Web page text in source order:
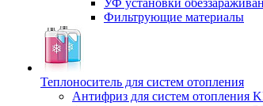
УФ установки
Фильтрующие материалы
Теплоноситель для систем отопления
Антифриз для систем отопления